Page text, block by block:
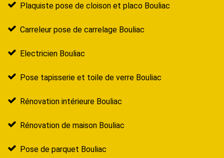
Plaquiste pose de cloison et placo Bouliac
Carreleur pose de carrelage Bouliac
Electricien Bouliac
Pose tapisserie et toile de verre Bouliac
Rénovation intérieure Bouliac
Rénovation de maison Bouliac
Pose de parquet Bouliac